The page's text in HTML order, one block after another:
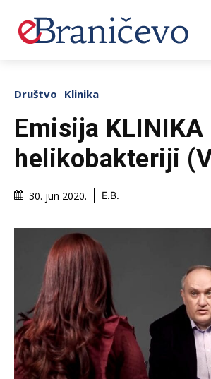
Društvo Klinika
Emisija
helikobakteriji
30. jun 2020. E.B.